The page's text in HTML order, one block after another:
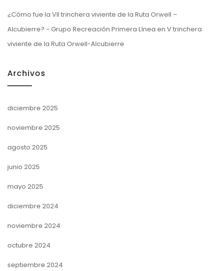
¿Cómo fue la VII trinchera viviente de la Ruta Orwell –
Alcubierre? - Grupo Recreación Primera Línea en V trinchera
viviente de la Ruta Orwell-Alcubierre
Archivos
diciembre 2025
noviembre 2025
agosto 2025
junio 2025
mayo 2025
diciembre 2024
noviembre 2024
octubre 2024
septiembre 2024